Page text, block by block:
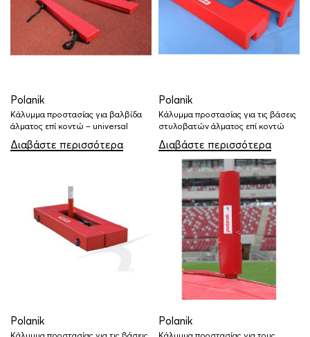
Polanik
Κάλυμμα προστασίας για βαλβίδα
άλματος επί κοντώ – universal
Διαβάστε περισσότερα
Polanik
Κάλυμμα προστασίας για τις βάσεις
στυλοβατών άλματος επί κοντώ
Διαβάστε περισσότερα
Polanik Polanik